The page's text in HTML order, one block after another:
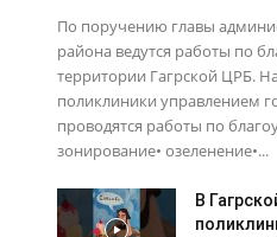
По поручению главы
района ведутся работы по
территории Гагрской ЦРБ.
поликлиники управлением
проводятся работы по
зонирование• озеленение•...
В